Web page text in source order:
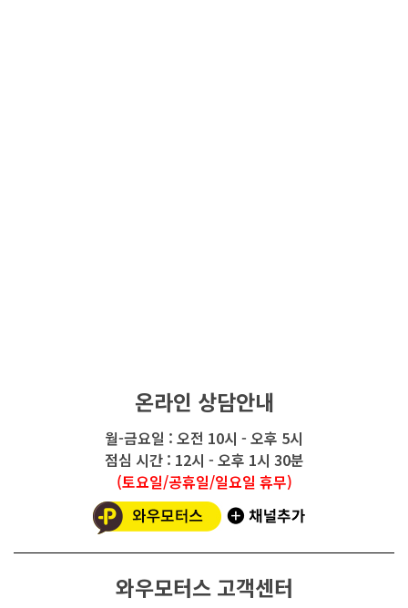
온라인 상담안내
월-금요일 : 오전 10시 - 오후 5시
점심 시간 : 12시 - 오후 1시 30분
(토요일/공휴일/일요일 휴무)
와우모터스 고객센터